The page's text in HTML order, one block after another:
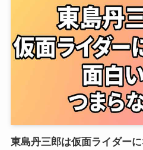
東島丹三郎は仮面ライダー